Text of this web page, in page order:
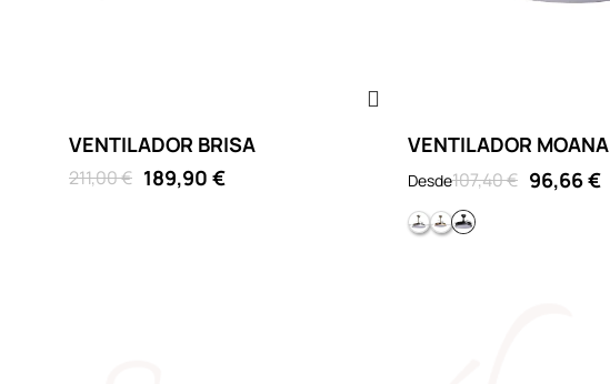
VENTILADOR BRISA
211,00 € 189,90 €
VENTILADOR MOANA
Desde107,40 € 96,66 €
Cromado
Dorado
Negro